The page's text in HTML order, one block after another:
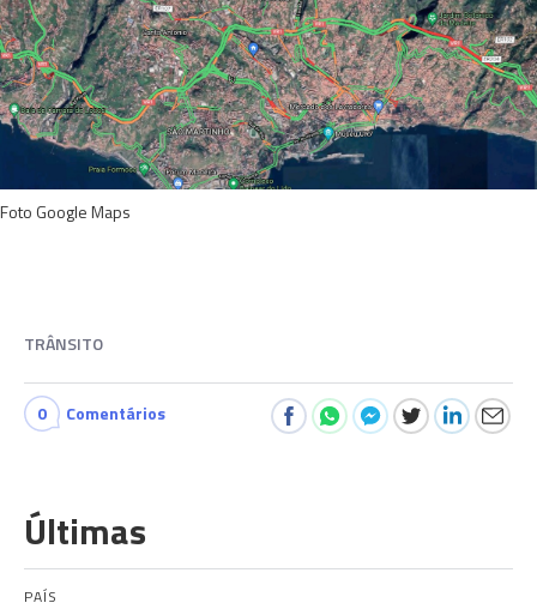
Foto Google Maps
TRÂNSITO
0 Comentários
Últimas
PAÍS